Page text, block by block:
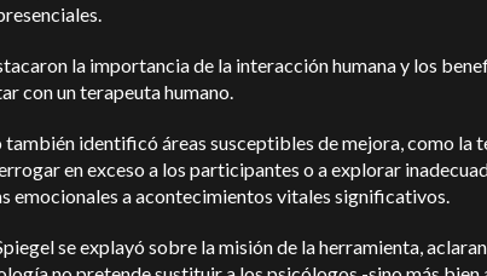
la importancia de la interacción humana y los
con un terapeuta humano.
también identificó áreas susceptibles de mejora, como la
en exceso a los participantes o a explorar
emocionales a acontecimientos vitales significativos.
se explayó sobre la misión de la herramienta,